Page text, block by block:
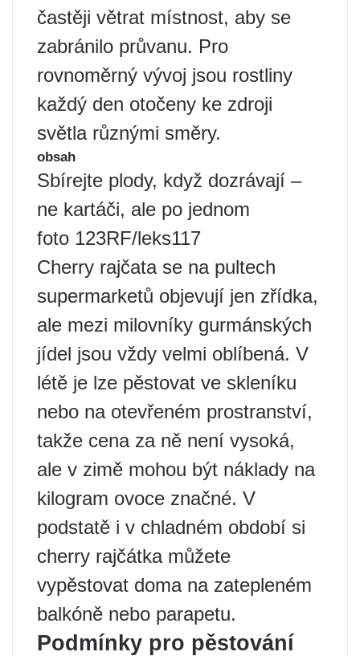
častěji větrat místnost, aby se
zabránilo průvanu. Pro
rovnoměrný vývoj jsou rostliny
každý den otočeny ke zdroji
světla různými směry.
obsah
Sbírejte plody, když dozrávají –
ne kartáči, ale po jednom
foto 123RF/leks117
Cherry rajčata se na pultech
supermarketů objevují jen zřídka,
ale mezi milovníky gurmánských
jídel jsou vždy velmi oblíbená. V
létě je lze pěstovat ve skleníku
nebo na otevřeném prostranství,
takže cena za ně není vysoká,
ale v zimě mohou být náklady na
kilogram ovoce značné. V
podstatě i v chladném období si
cherry rajčátka můžete
vypěstovat doma na zatepleném
balkóně nebo parapetu.
Podmínky pro pěstování